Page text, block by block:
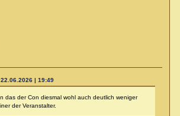
| 19:49
das der Con diesmal wohl auch deutlich weniger
der Veranstalter.